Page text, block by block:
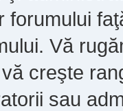
forumului
Vă
creşte
sau